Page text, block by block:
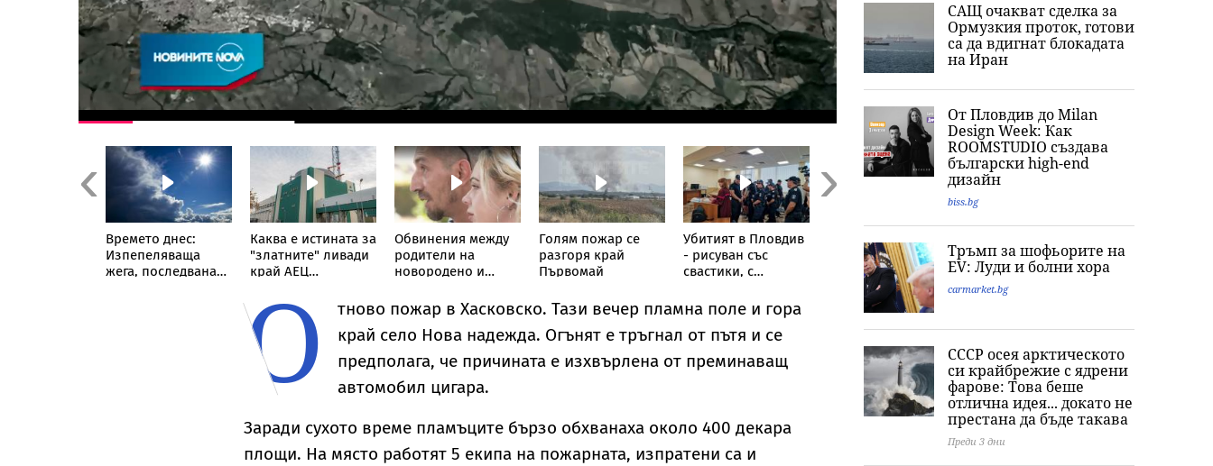
Previous
Времето днес:
Изпепеляваща
жега, последвана
Каква е истината за
"златните" ливади
край АЕЦ
Обвинения между
родители на
новородено и
Голям пожар се
разгоря край
Първомай
Убитият в Пловдив
- рисуван със
свастики, с
горен с цигари
Цяла България е
предупреждение:
НИМХ обяви
оранжев код за
жесток побой:
Какво разкри
прокуратурата за
млн. евро:
О
тново пожар в Хасковско. Тази вечер пламна поле и гора
край село Нова надежда. Огънят е тръгнал от пътя и се
предполага, че причината е изхвърлена от преминаващ
автомобил цигара.
Заради сухото време пламъците бързо обхванаха около 400 декара
площи. На място работят 5 екипа на пожарната, изпратени са и
САЩ очакват сделка за
Ормузкия проток, готови
са да вдигнат блокадата
на Иран
От Пловдив до Milan
Design Week: Как
ROOMSTUDIO създава
български high-end
дизайн
biss.bg
Тръмп за шофьорите на
EV: Луди и болни хора
carmarket.bg
СССР осея арктическото
си крайбрежие с ядрени
фарове: Това беше
отлична идея... докато не
престана да бъде такава
Преди 3 дни